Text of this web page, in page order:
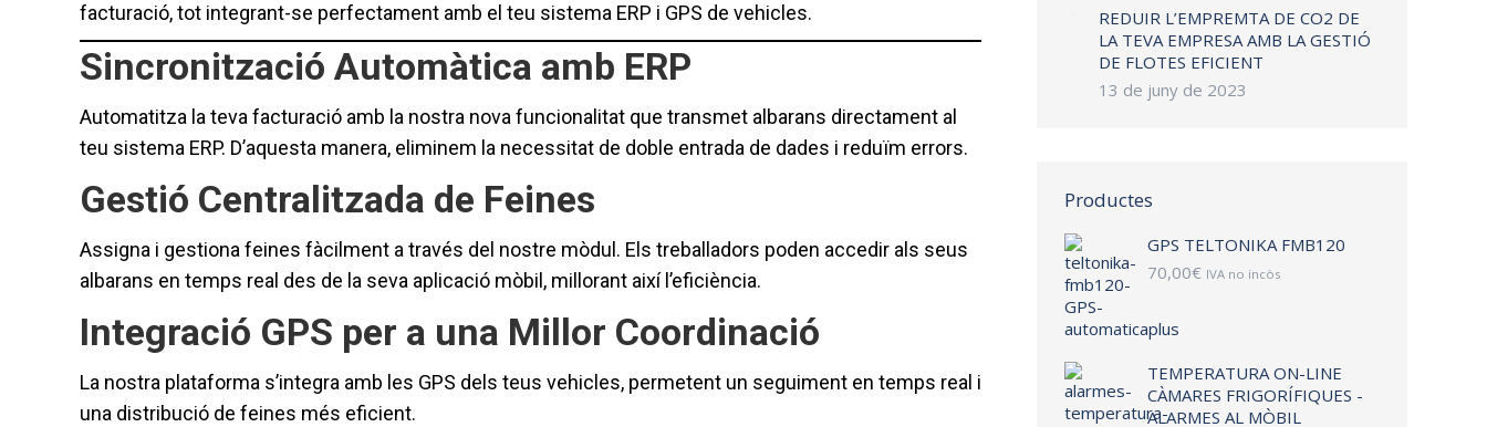
facturació, tot integrant-se perfectament amb el teu sistema ERP i GPS de vehicles.
Sincronització Automàtica amb ERP
Automatitza la teva facturació amb la nostra nova funcionalitat que transmet albarans directament al
teu sistema ERP. D’aquesta manera, eliminem la necessitat de doble entrada de dades i reduïm errors.
Gestió Centralitzada de Feines
Assigna i gestiona feines fàcilment a través del nostre mòdul. Els treballadors poden accedir als seus
albarans en temps real des de la seva aplicació mòbil, millorant així l’eficiència.
Integració GPS per a una Millor Coordinació
La nostra plataforma s’integra amb les GPS dels teus vehicles, permetent un seguiment en temps real i
una distribució de feines més eficient.
REDUIR L’EMPREMTA DE CO2 DE
LA TEVA EMPRESA AMB LA GESTIÓ
DE FLOTES EFICIENT
13 de juny de 2023
Productes
GPS TELTONIKA FMB120
70,00€ IVA no incòs
TEMPERATURA ON-LINE
CÀMARES FRIGORÍFIQUES -
ALARMES AL MÒBIL